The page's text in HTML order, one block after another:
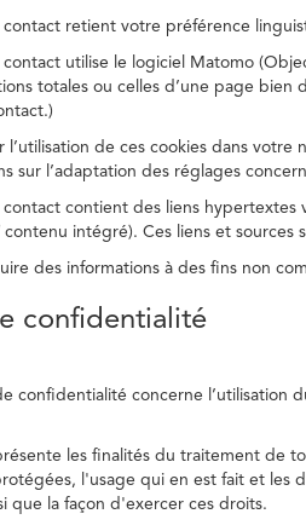
retient votre préférence
utilise le logiciel Matomo
totales ou celles d’une page
l’utilisation de ces cookies dans
sur l’adaptation des réglages
contient des liens hypertextes
intégré). Ces liens et
des informations à des fins non
confidentialité
confidentialité concerne l’utilisation
les finalités du traitement de
l'usage qui en est fait et les
que la façon d'exercer ces droits.